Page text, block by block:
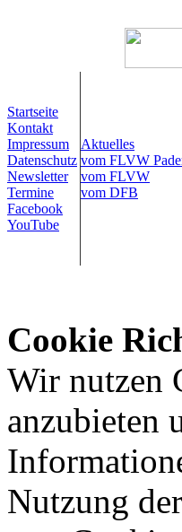
Startseite
Kontakt
Impressum
Datenschutz
Newsletter
Termine
Facebook
YouTube
Aktuelles
vom FLVW
vom FLVW
vom DFB
Cookie
Wir nutzen
anzubieten
Nutzung